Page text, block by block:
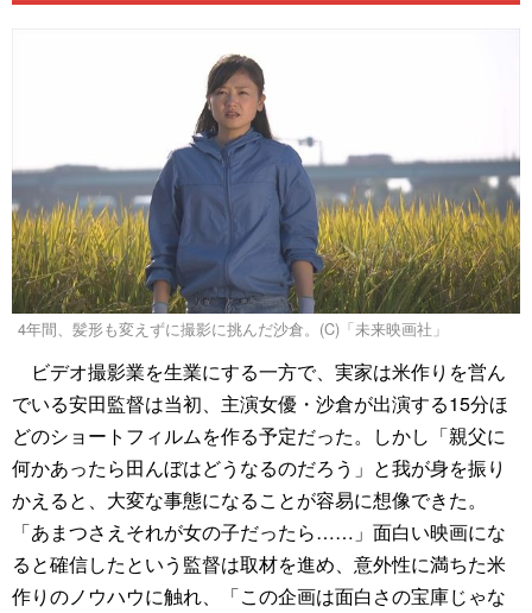
4年間、髪形も変えずに撮影に挑んだ沙倉。(C)「未来映画社」
ビデオ撮影業を生業にする一方で、実家は米作りを営ん
でいる安田監督は当初、主演女優・沙倉が出演する15分ほ
どのショートフィルムを作る予定だった。しかし「親父に
何かあったら田んぼはどうなるのだろう」と我が身を振り
かえると、大変な事態になることが容易に想像できた。
「あまつさえそれが女の子だったら……」面白い映画にな
ると確信したという監督は取材を進め、意外性に満ちた米
作りのノウハウに触れ、「この企画は面白さの宝庫じゃな